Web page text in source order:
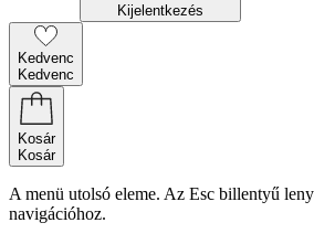
Kijelentkezés
Kedvenc
Kedvenc
Kosár
Kosár
A menü utolsó eleme. Az Esc billentyű
navigációhoz.